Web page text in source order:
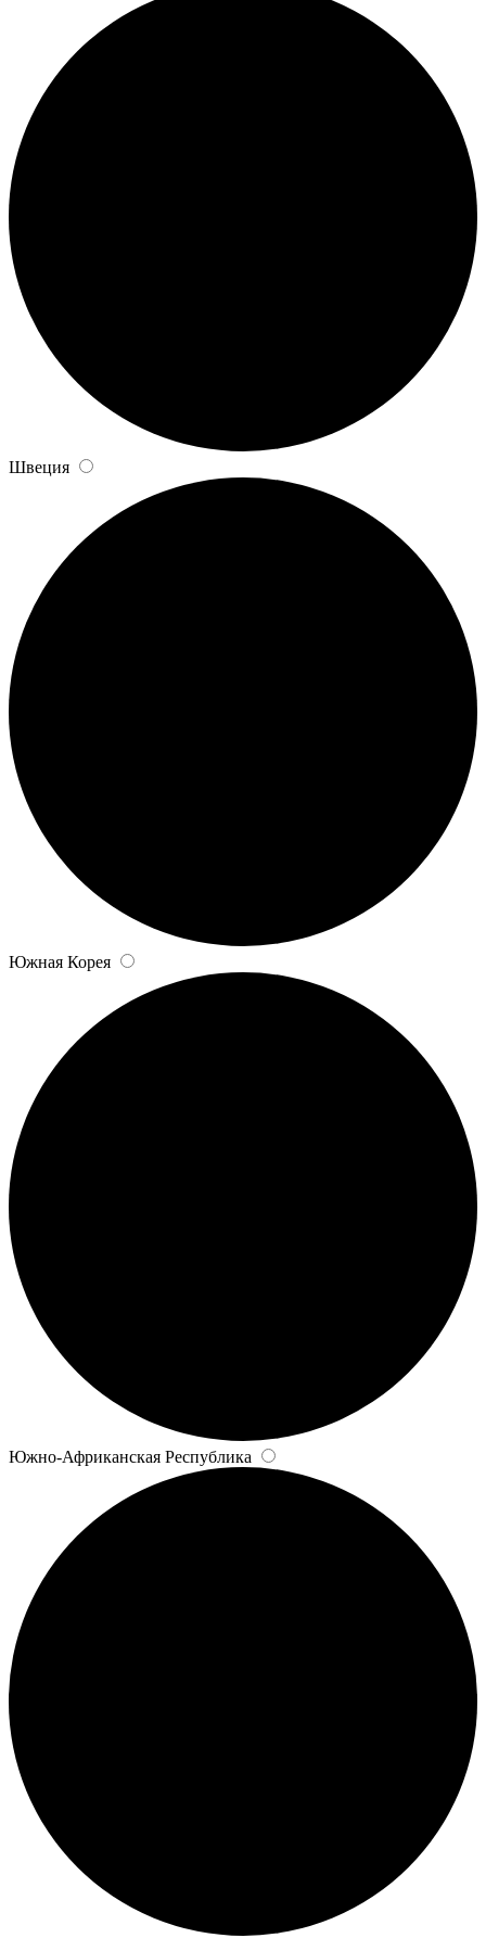
Швеция
Южная Корея
Южно-Африканская Республика